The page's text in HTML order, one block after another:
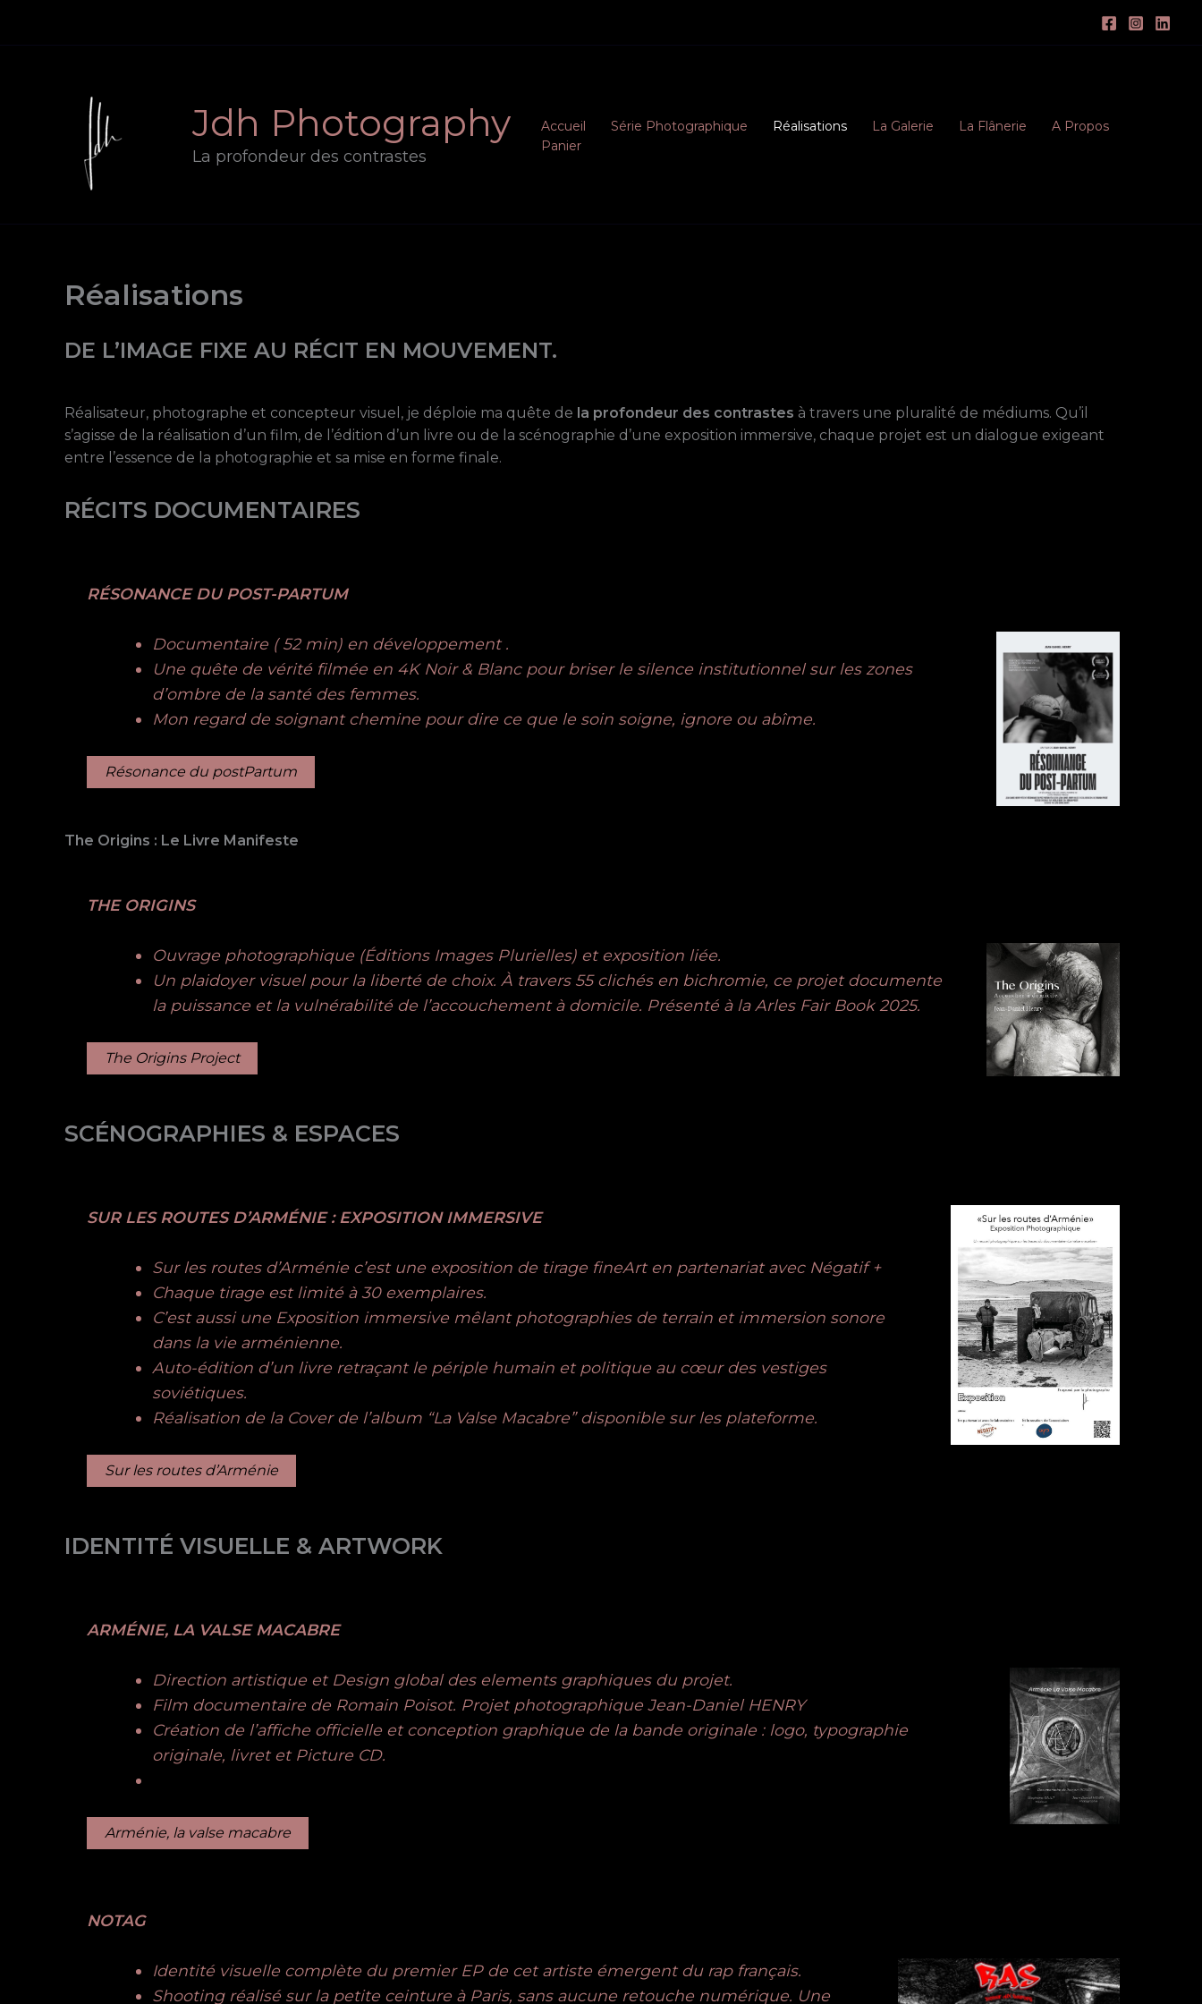
Jdh Photography
La profondeur des contrastes
Accueil Série Photographique Réalisations La Galerie La Flânerie
A Propos
Panier
Réalisations
DE L’IMAGE FIXE AU RÉCIT EN MOUVEMENT.
Réalisateur, photographe et concepteur visuel, je déploie ma quête de la profondeur des contrastes à travers une pluralité de médiums. Qu’il
s’agisse de la réalisation d’un film, de l’édition d’un livre ou de la scénographie d’une exposition immersive, chaque projet est un dialogue exigeant
entre l’essence de la photographie et sa mise en forme finale.
RÉCITS DOCUMENTAIRES
RÉSONANCE DU POST-PARTUM
Documentaire ( 52 min) en développement .
Une quête de vérité filmée en 4K Noir & Blanc pour briser le silence institutionnel sur les zones
d’ombre de la santé des femmes.
Mon regard de soignant chemine pour dire ce que le soin soigne, ignore ou abîme.
Résonance du postPartum
The Origins : Le Livre Manifeste
THE ORIGINS
Ouvrage photographique (Éditions Images Plurielles) et exposition liée.
Un plaidoyer visuel pour la liberté de choix. À travers 55 clichés en bichromie, ce projet documente
la puissance et la vulnérabilité de l’accouchement à domicile. Présenté à la Arles Fair Book 2025.
The Origins Project
SCÉNOGRAPHIES & ESPACES
SUR LES ROUTES D’ARMÉNIE : EXPOSITION IMMERSIVE
Sur les routes d’Arménie c’est une exposition de tirage fineArt en partenariat avec Négatif +
Chaque tirage est limité à 30 exemplaires.
C’est aussi une Exposition immersive mêlant photographies de terrain et immersion sonore
dans la vie arménienne.
Auto-édition d’un livre retraçant le périple humain et politique au cœur des vestiges
soviétiques.
Réalisation de la Cover de l’album “La Valse Macabre” disponible sur les plateforme.
Sur les routes d’Arménie
IDENTITÉ VISUELLE & ARTWORK
ARMÉNIE, LA VALSE MACABRE
Direction artistique et Design global des elements graphiques du projet.
Film documentaire de Romain Poisot. Projet photographique Jean-Daniel HENRY
Création de l’affiche officielle et conception graphique de la bande originale : logo, typographie
originale, livret et Picture CD.
Arménie, la valse macabre
NOTAG
Identité visuelle complète du premier EP de cet artiste émergent du rap français.
Shooting réalisé sur la petite ceinture à Paris, sans aucune retouche numérique. Une